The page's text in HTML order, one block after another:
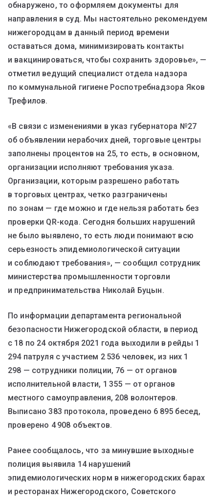
обнаружено, то оформляем документы для
направления в суд. Мы настоятельно рекомендуем
нижегородцам в данный период времени
оставаться дома, минимизировать контакты
и вакцинироваться, чтобы сохранить здоровье», —
отметил ведущий специалист отдела надзора
по коммунальной гигиене Роспотребнадзора Яков
Трефилов.
«В связи с изменениями в указ губернатора №27
об объявлении нерабочих дней, торговые центры
заполнены процентов на 25, то есть, в основном,
организации исполняют требования указа.
Организации, которым разрешено работать
в торговых центрах, четко разграничены
по зонам — где можно и где нельзя работать без
проверки QR-кода. Сегодня больших нарушений
не было выявлено, то есть люди понимают всю
серьезность эпидемиологической ситуации
и соблюдают требования», — сообщил сотрудник
министерства промышленности торговли
и предпринимательства Николай Буцын.
По информации департамента региональной
безопасности Нижегородской области, в период
с 18 по 24 октября 2021 года выходили в рейды 1
294 патруля с участием 2 536 человек, из них 1
298 — сотрудники полиции, 76 — от органов
исполнительной власти, 1 355 — от органов
местного самоуправления, 208 волонтеров.
Выписано 383 протокола, проведено 6 895 бесед,
проверено 4 908 объектов.
Ранее сообщалось, что за минувшие выходные
полиция выявила 14 нарушений
эпидемиологических норм в нижегородских барах
и ресторанах Нижегородского, Советского